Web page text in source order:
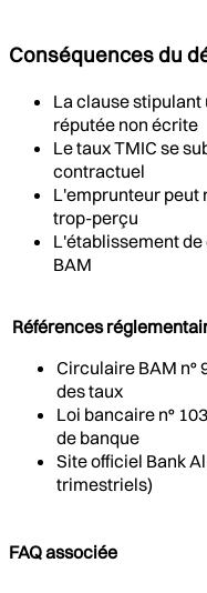
Conséquences du
La clause stipulant
réputée non écrite
Le taux TMIC se
contractuel
L'emprunteur peut
trop-perçu
L'établissement
BAM
Références
Circulaire BAM n°
des taux
Loi bancaire n°
de banque
Site officiel Bank
trimestriels)
FAQ associée